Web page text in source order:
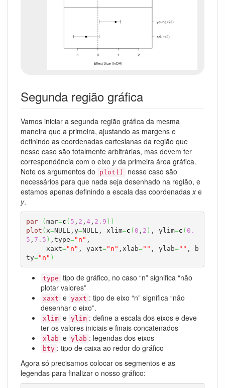
Segunda região gráfica
Vamos iniciar a segunda região gráfica da mesma
maneira que a primeira, ajustando as margens e
definindo as coordenadas cartesianas da região que
nesse caso são totalmente arbitrárias, mas devem ter
correspondência com o eixo yda primeira área gráfica.
Note os argumentos do
plot()
nesse caso são
necessários para que nada seja desenhado na região, e
estamos apenas definindo a escala das coordenadasxe
y.
par (mar=c ( 5 , 2 , 4, 2.9 ) )
plot ( x=NULL,y=NULL, xlim=c ( 0 , 2 ) , ylim=c ( 0.
5 , 7.5 ) ,type="n" ,
     xaxt
="n" , yaxt="n" ,xlab="" , ylab="" , b
ty="n" )
type tipo de gráfico, no caso “n” significa “não
plotar valores”
xaxt e yaxt : tipo de eixo “n” significa “não
desenhar o eixo”.
xlim e ylim : define a escala dos eixos e deve
ter os valores iniciais e finais concatenados
xlab e ylab : legendas dos eixos
bty : tipo de caixa ao redor do gráfico
Agora só precisamos colocar os segmentos e as
legendas para finalizar o nosso gráfico: